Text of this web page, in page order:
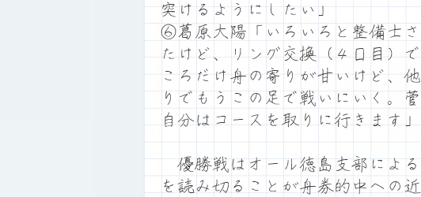
突けるようにしたい」
⑥葛原大陽「いろいろと整備士
たけど、リング交換（４日目）
ころだけ舟の寄りが甘いけど、
りでもうこの足で戦いにいく。
自分はコースを取りに行きます」
優勝戦はオール徳島支部による
を読み切ることが舟券的中への